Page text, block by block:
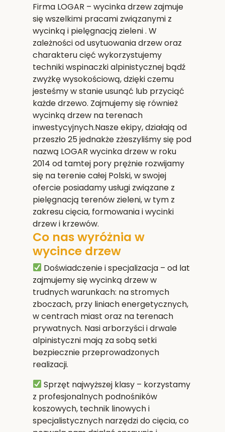
Firma LOGAR – wycinka drzew zajmuje
się wszelkimi pracami związanymi z
wycinką i pielęgnacją zieleni . W
zależności od usytuowania drzew oraz
charakteru cięć wykorzystujemy
techniki wspinaczki alpinistycznej bądź
zwyżkę wysokościową, dzięki czemu
jesteśmy w stanie usunąć lub przyciąć
każde drzewo. Zajmujemy się również
wycinką drzew na terenach
inwestycyjnych.Nasze ekipy, działają od
przeszło 25 jednakże zżeszyliśmy się pod
nazwą LOGAR wycinka drzew w roku
2014 od tamtej pory prężnie rozwijamy
się na terenie całej Polski, w swojej
ofercie posiadamy usługi związane z
pielęgnacją terenów zieleni, w tym z
zakresu cięcia, formowania i wycinki
drzew i krzewów.
Co nas wyróżnia w
wycince drzew
Doświadczenie i specjalizacja– od lat
zajmujemy się wycinką drzew w
trudnych warunkach: na stromych
zboczach, przy liniach energetycznych,
w centrach miast oraz na terenach
prywatnych. Nasi arborzyści i drwale
alpinistyczni mają za sobą setki
bezpiecznie przeprowadzonych
realizacji.
Sprzęt najwyższej klasy– korzystamy
z profesjonalnych podnośników
koszowych, technik linowych i
specjalistycznych narzędzi do cięcia, co